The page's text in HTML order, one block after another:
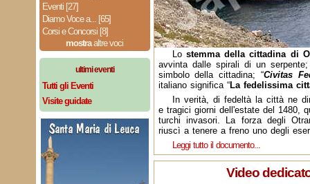
Eventi [27]
Diamo Voce a... [65]
Corsi e Concorsi [8]
mostraaltre voci
ultimi eventi
Tutti gli Eventi
Visite guidate
Lo stemma della cittadina di
avvinta dalle spirali di un
simbolo della cittadina; “Civitas
italiano significa “La fedelissima
In verità, di fedeltà la città ne
e tragici giorni dell'estate del 1480,
turchi invasori. La forza degli
riuscì a tenere a freno uno degli
Leggi tutto il documento...
Video